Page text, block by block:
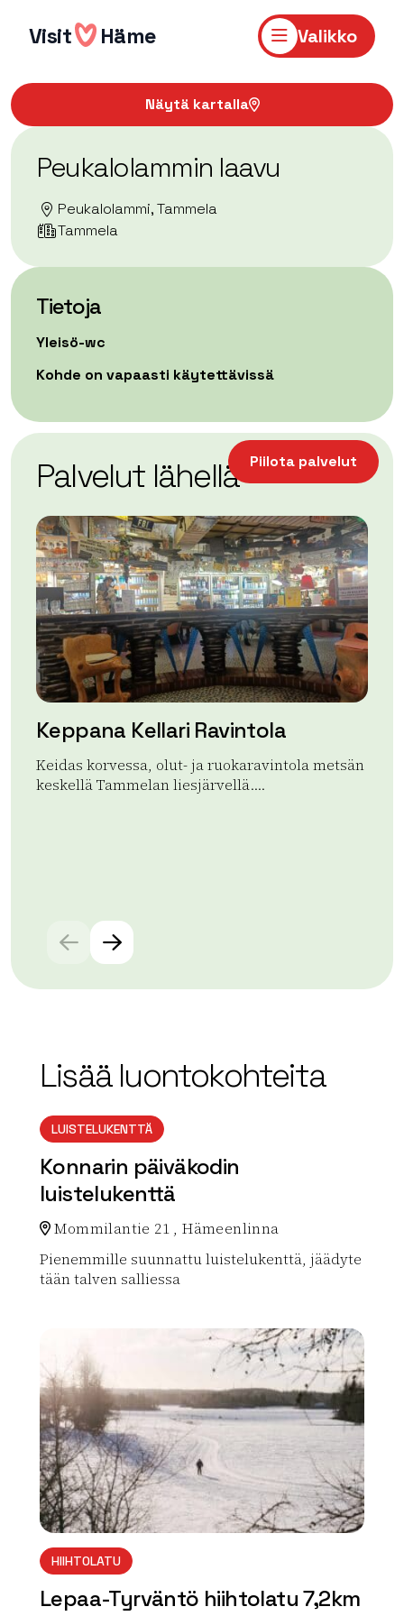
sisältöön
Visit Häme Valikko
Näytä kartalla
Peukalolammin laavu
Peukalolammi, Tammela
Tammela
Tietoja
Yleisö-wc
Kohde on vapaasti käytettävissä
−
Leaflet| ©OpenStreetMap
Piilota palvelut
Palvelut lähellä
Keppana Kellari Ravintola
Keidas korvessa, olut- ja ruokaravintola metsän
keskellä Tammelan liesjärvellä....
Lisää luontokohteita
LUISTELUKENTTÄ
Konnarin päiväkodin
luistelukenttä
Mommilantie 21 , Hämeenlinna
Pienemmille suunnattu luistelukenttä, jäädyte
tään talven salliessa
array(0) { }
HIIHTOLATU
Lepaa-Tyrväntö hiihtolatu 7,2km